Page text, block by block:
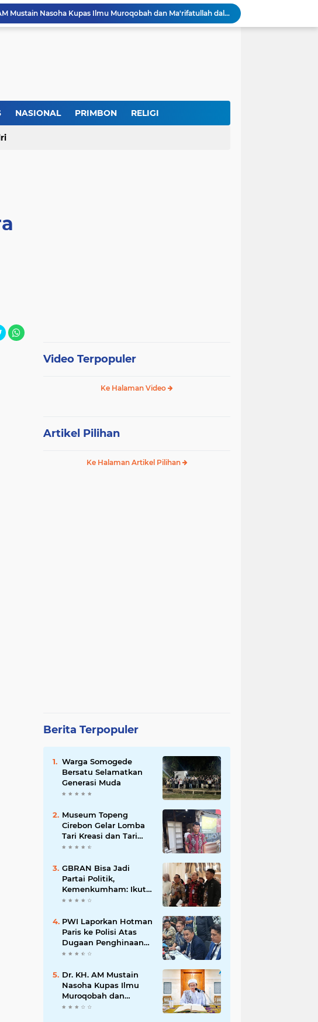
Museum Topeng Cirebon Gelar Lomba Tari Kreasi dan Tari Topeng, Perebutkan Piala Wali Kota
GBRAN Bisa Jadi Partai Politik, Kemenkumham: Ikuti Mekanisme Undang-Undang
Bersatu Selamatkan Generasi Muda
NASIONAL PRIMBON RELIGI
Video Terpopuler
Ke Halaman Video
Artikel Pilihan
Ke Halaman Artikel Pilihan
Berita Terpopuler
Warga Somogede
Bersatu Selamatkan
Generasi Muda
Museum Topeng
Cirebon Gelar Lomba
Tari Kreasi dan Tari
Topeng, Perebutkan
GBRAN Bisa Jadi
Partai Politik,
Kemenkumham: Ikuti
Mekanisme Undang-
PWI Laporkan Hotman
Paris ke Polisi Atas
Dugaan Penghinaan
Profesi Wartawan
Dr. KH. AM Mustain
Nasoha Kupas Ilmu
Muroqobah dan
Ma'rifatullah dalam